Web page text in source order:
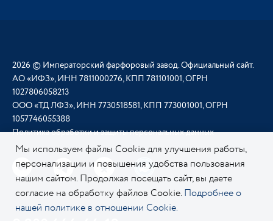
2026 © Императорский фарфоровый завод. Официальный сайт.
АО «ИФЗ», ИНН 7811000276, КПП 781101001, ОГРН
1027806058213
ООО «ТД ЛФЗ», ИНН 7730518581, КПП 773001001, ОГРН
1057746055388
Политика обработки и защиты персональных данных
Мы используем файлы Cookie для улучшения работы,
персонализации и повышения удобства пользования
нашим сайтом. Продолжая посещать сайт, вы даете
согласие на обработку файлов Cookie. Подробнее о
нашей политике в отношении Cookie.